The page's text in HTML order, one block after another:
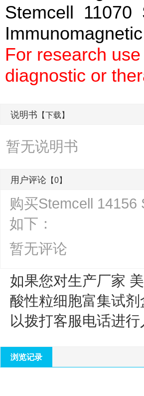
Stemcell 11070
For research
diagnostic or
说明书 【下载】
暂无说明书
用户评论 【0】
购买Stemcell
如下：
暂无评论
如果您对生产厂家
酸性粒细胞富集试剂
以拨打客服电话进行
浏览记录